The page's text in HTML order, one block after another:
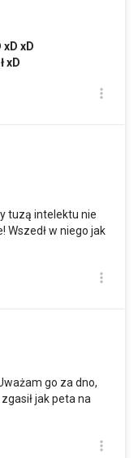
xD
xD
tuzą intelektu nie
Wszedł w niego jak
go za dno,
jak peta na